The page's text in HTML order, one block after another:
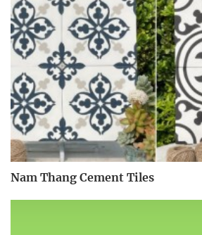
Nam Thang Cement Tiles